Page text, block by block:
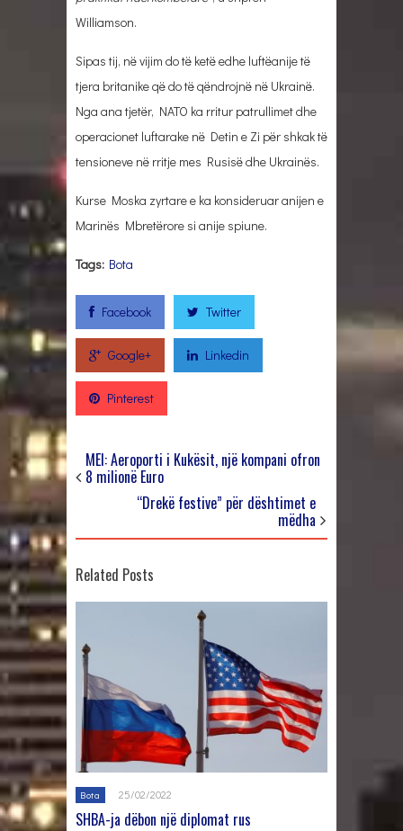
Williamson.
Sipas tij, në vijim do të ketë edhe luftëanije të
tjera britanike që do të qëndrojnë në Ukrainë.
Nga ana tjetër, NATO ka rritur patrullimet dhe
operacionet luftarake në Detin e Zi për shkak të
tensioneve në rritje mes Rusisë dhe Ukrainës.
Kurse Moska zyrtare e ka konsideruar anijen e
Marinës Mbretërore si anije spiune.
Tags: Bota
Facebook Twitter
Google+ Linkedin
Pinterest
MEI: Aeroporti i Kukësit, një kompani ofron
8 milionë Euro
“Drekë festive” për dështimet e
mëdha
Related Posts
Bota 25/02/2022
SHBA-ja dëbon një diplomat rus